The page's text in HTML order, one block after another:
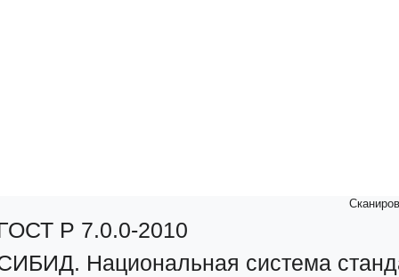
Р 7.0.0-2010
Национальная система